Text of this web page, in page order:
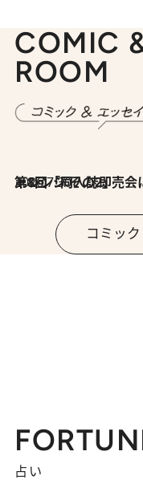
COMIC
ROOM
2026.7.30
第8回「同人誌即売会にチャレンジ その2」
コミッ
占い